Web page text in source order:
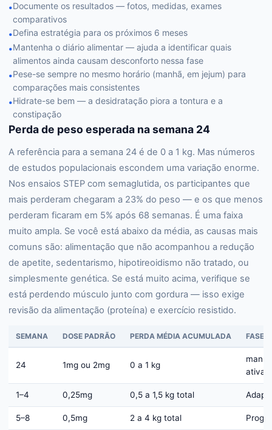
•Documente os resultados — fotos, medidas, exames
comparativos
•Defina estratégia para os próximos 6 meses
•Mantenha o diário alimentar — ajuda a identificar quais
alimentos ainda causam desconforto nessa fase
•Pese-se sempre no mesmo horário (manhã, em jejum) para
comparações mais consistentes
•Hidrate-se bem — a desidratação piora a tontura e a
constipação
Perda de peso esperada na semana 24
A referência para a semana 24 é de 0 a 1 kg. Mas números
de estudos populacionais escondem uma variação enorme.
Nos ensaios STEP com semaglutida, os participantes que
mais perderam chegaram a 23% do peso — e os que menos
perderam ficaram em 5% após 68 semanas. É uma faixa
muito ampla. Se você está abaixo da média, as causas mais
comuns são: alimentação que não acompanhou a redução
de apetite, sedentarismo, hipotireoidismo não tratado, ou
simplesmente genética. Se está muito acima, verifique se
está perdendo músculo junto com gordura — isso exige
revisão da alimentação (proteína) e exercício resistido.
SEMANA DOSE PADRÃO PERDA MÉDIA ACUMULADA FASE
24 1mg ou 2mg 0 a 1 kg
ativa
1–4 0,25mg 0,5 a 1,5 kg total
5–8 0,5mg 2 a 4 kg total